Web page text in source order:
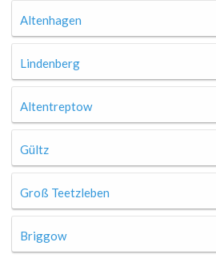
Altenhagen
Lindenberg
Altentreptow
Gültz
Groß Teetzleben
Briggow